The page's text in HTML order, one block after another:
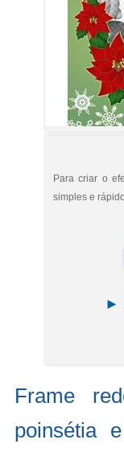
Para criar o
simples e
►
Frame
poinsétia